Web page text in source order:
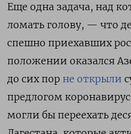
Еще одна задача, над
ломать голову, — что
спешно приехавших
положении оказался
до сих пор не открыли
предлогом
могли бы переехать